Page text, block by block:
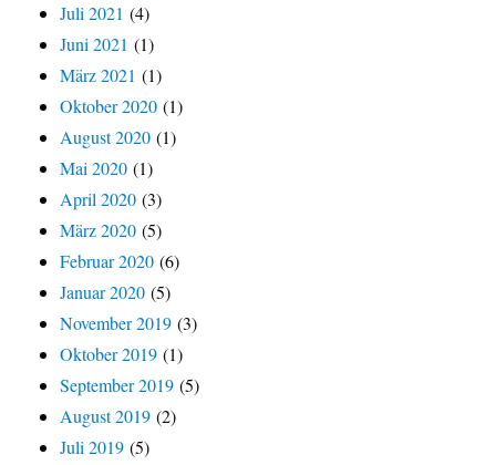
Juli 2021 (4)
Juni 2021 (1)
März 2021 (1)
Oktober 2020 (1)
August 2020 (1)
Mai 2020 (1)
April 2020 (3)
März 2020 (5)
Februar 2020 (6)
Januar 2020 (5)
November 2019 (3)
Oktober 2019 (1)
September 2019 (5)
August 2019 (2)
Juli 2019 (5)